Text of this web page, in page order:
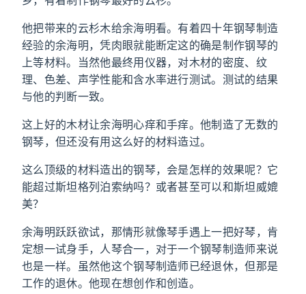
他把带来的云杉木给余海明看。有着四十年钢琴制造
经验的余海明，凭肉眼就能断定这的确是制作钢琴的
上等材料。当然他最终用仪器，对木材的密度、纹
理、色差、声学性能和含水率进行测试。测试的结果
与他的判断一致。
这上好的木材让余海明心痒和手痒。他制造了无数的
钢琴，但还没有用这么好的材料造过。
这么顶级的材料造出的钢琴，会是怎样的效果呢？它
能超过斯坦格列泊索纳吗？或者甚至可以和斯坦威媲
美？
余海明跃跃欲试，那情形就像琴手遇上一把好琴，肯
定想一试身手，人琴合一，对于一个钢琴制造师来说
也是一样。虽然他这个钢琴制造师已经退休，但那是
工作的退休。他现在想创作和创造。